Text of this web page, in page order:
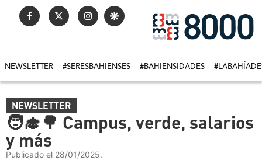
NEWSLETTER #SERESBAHIENSES #BAHIENSIDADES
NEWSLETTER
🧑‍🎓🌳 Campus, verde, salarios
y más
Publicado el 28/01/2025.